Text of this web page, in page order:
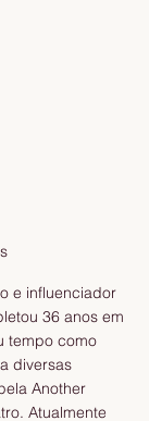
e influenciador
36 anos em
tempo como
diversas
Another
Atualmente